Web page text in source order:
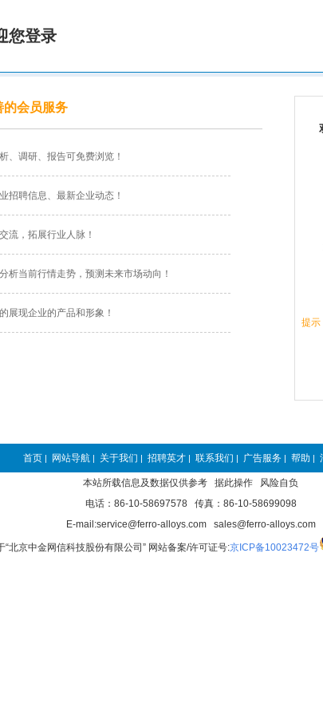
您登录
的会员服务
、调研、报告可免费浏览！
招聘信息、最新企业动态！
流，拓展行业人脉！
析当前行情走势，预测未来市场动向！
展现企业的产品和形象！
提示
首页 | 网站导航 | 关于我们 | 招聘英才 | 联系我们 | 广告服务 | 帮助 |
本站所载信息及数据仅供参考 据此操作 风险自负
电话：86-10-58697578 传真：86-10-58699098
E-mail:service@ferro-alloys.com sales@ferro-alloys.com
“北京中金网信科技股份有限公司” 网站备案/许可证号:京ICP备10023472号